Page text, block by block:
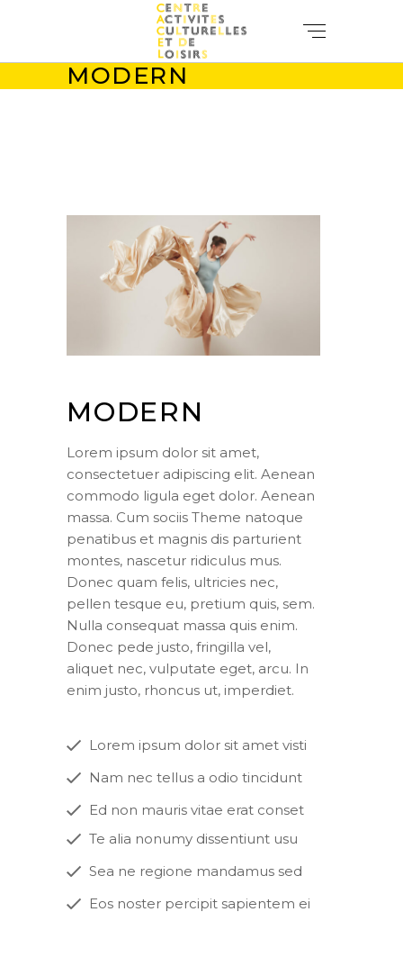
MODERN
MODERN
Lorem ipsum dolor sit amet,
consectetuer adipiscing elit. Aenean
commodo ligula eget dolor. Aenean
massa. Cum sociis Theme natoque
penatibus et magnis dis parturient
montes, nascetur ridiculus mus.
Donec quam felis, ultricies nec,
pellen tesque eu, pretium quis, sem.
Nulla consequat massa quis enim.
Donec pede justo, fringilla vel,
aliquet nec, vulputate eget, arcu. In
enim justo, rhoncus ut, imperdiet.
Lorem ipsum dolor sit amet visti
Nam nec tellus a odio tincidunt
Ed non mauris vitae erat conset
Te alia nonumy dissentiunt usu
Sea ne regione mandamus sed
Eos noster percipit sapientem ei